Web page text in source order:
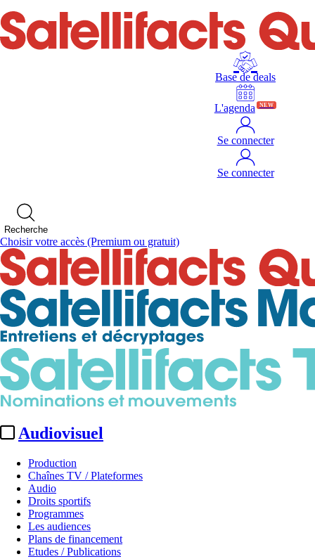
Base de deals
L'agenda NEW
Se connecter
Se connecter
Recherche
Choisir votre accès (Premium ou gratuit)
Audiovisuel
Production
Chaînes TV / Plateformes
Audio
Droits sportifs
Programmes
Les audiences
Plans de financement
Etudes / Publications